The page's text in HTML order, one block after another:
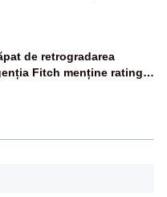
energetic promis
de retrogradarea
Fitch menține ratingul
negativă